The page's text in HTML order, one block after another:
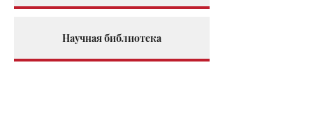
Научная библиотека